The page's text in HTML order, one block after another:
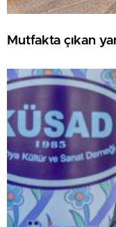
Mutfakta çıkan